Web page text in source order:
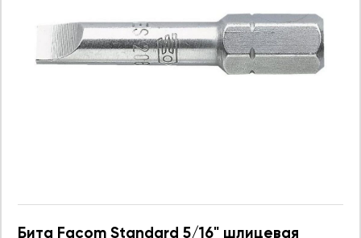
Бита Facom Standard 5/16" шлицевая